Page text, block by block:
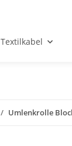
Textilkabel
Umlenkrolle